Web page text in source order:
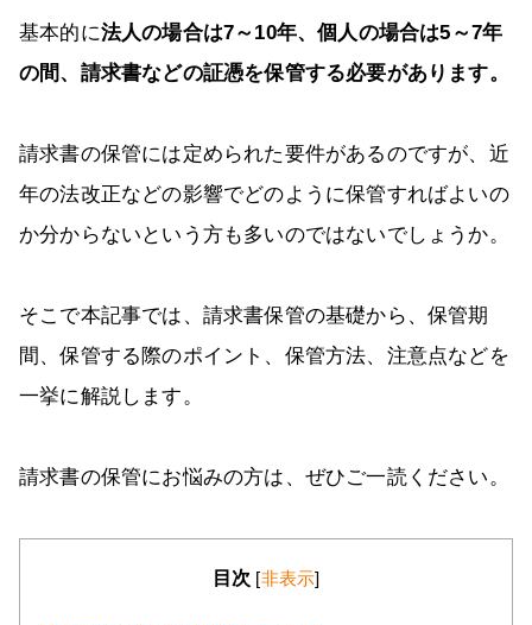
基本的に法人の場合は7～10年、個人の場合は5～7年
の間、請求書などの証憑を保管する必要があります。
請求書の保管には定められた要件があるのですが、近
年の法改正などの影響でどのように保管すればよいの
か分からないという方も多いのではないでしょうか。
そこで本記事では、請求書保管の基礎から、保管期
間、保管する際のポイント、保管方法、注意点などを
一挙に解説します。
請求書の保管にお悩みの方は、ぜひご一読ください。
目次 [非表示]